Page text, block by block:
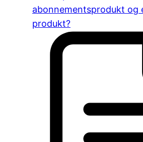
abonnementsprodukt og
produkt?